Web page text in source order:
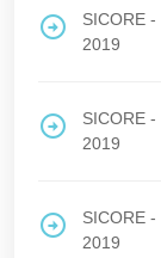
SICORE
2019
SICORE
2019
SICORE -
2019